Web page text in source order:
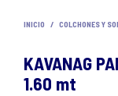
INICIO / COLCHONES Y
KAVANAG
1.60 mt